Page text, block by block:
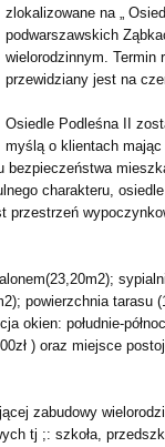
zlokalizowane na „
podwarszawskich
wielorodzinnym. Termin
przewidziany jest na
Osiedle Podleśna II
myślą o klientach
bezpieczeństwa
charakteru,
przestrzeń
powierzchnia tarasu
okien: południe-
) oraz miejsce
zabudowy
tj ;: szkoła,